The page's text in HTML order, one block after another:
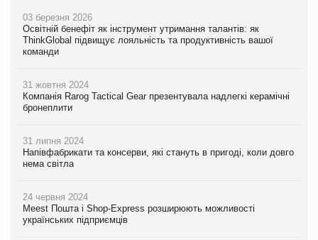
03 березня 2026
Освітній бенефіт як інструмент утримання талантів: як
ThinkGlobal підвищує лояльність та продуктивність вашої
команди
31 жовтня 2024
Компанія Rarog Tactical Gear презентувала надлегкі керамічні
бронеплити
31 липня 2024
Напівфабрикати та консерви, які стануть в пригоді, коли довго
нема світла
24 червня 2024
Meest Пошта і Shop-Express розширюють можливості
українських підприємців